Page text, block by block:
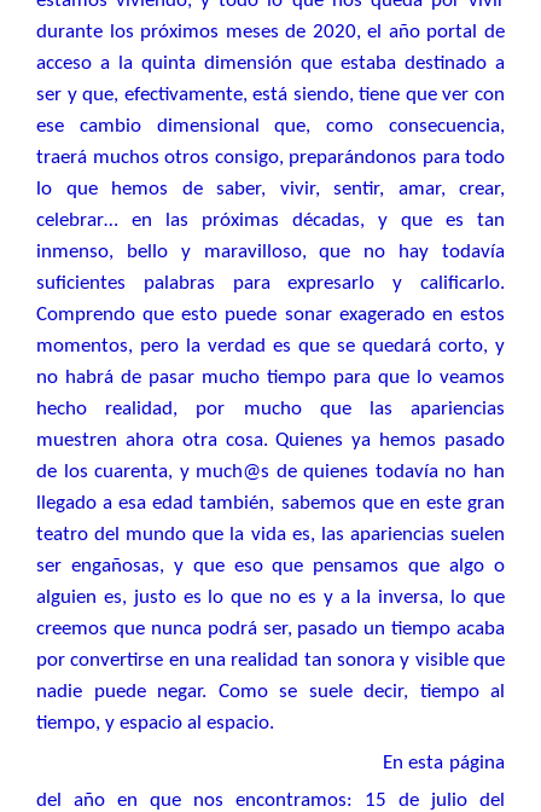
durante los próximos meses de 2020, el año portal de
acceso a la quinta dimensión que estaba destinado a
ser y que, efectivamente, está siendo, tiene que ver con
ese cambio dimensional que, como consecuencia,
traerá muchos otros consigo, preparándonos para todo
lo que hemos de saber, vivir, sentir, amar, crear,
celebrar… en las próximas décadas, y que es tan
inmenso, bello y maravilloso, que no hay todavía
suficientes palabras para expresarlo y calificarlo.
Comprendo que esto puede sonar exagerado en estos
momentos, pero la verdad es que se quedará corto, y
no habrá de pasar mucho tiempo para que lo veamos
hecho realidad, por mucho que las apariencias
muestren ahora otra cosa. Quienes ya hemos pasado
de los cuarenta, y much@s de quienes todavía no han
llegado a esa edad también, sabemos que en este gran
teatro del mundo que la vida es, las apariencias suelen
ser engañosas, y que eso que pensamos que algo o
alguien es, justo es lo que no es y a la inversa, lo que
creemos que nunca podrá ser, pasado un tiempo acaba
por convertirse en una realidad tan sonora y visible que
nadie puede negar. Como se suele decir, tiempo al
tiempo, y espacio al espacio.
En esta página
del año en que nos encontramos: 15 de julio del